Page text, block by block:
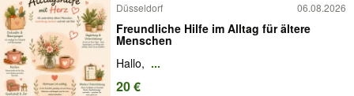
Düsseldorf 06.08.2026
Freundliche Hilfe im Alltag für ältere
Menschen
Hallo, ...
20 €